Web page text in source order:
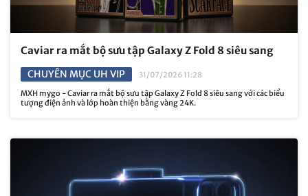
Caviar ra mắt bộ sưu tập Galaxy Z Fold 8 siêu sang
CHUYÊN MỤC UH VIP
31/07/2026 11:28
MXH mygo - Caviar ra mắt bộ sưu tập Galaxy Z Fold 8 siêu sang với các biểu
tượng điện ảnh và lớp hoàn thiện bằng vàng 24K.